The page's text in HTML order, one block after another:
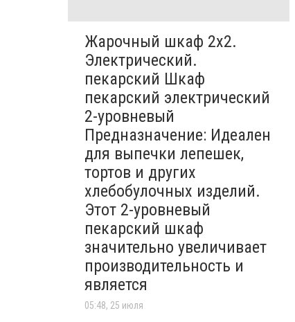
Жарочный шкаф 2х2.
Электрический.
пекарский Шкаф
пекарский электрический
2-уровневый
Предназначение: Идеален
для выпечки лепешек,
тортов и других
хлебобулочных изделий.
Этот 2-уровневый
пекарский шкаф
значительно увеличивает
производительность и
является
05:48, 25 июля